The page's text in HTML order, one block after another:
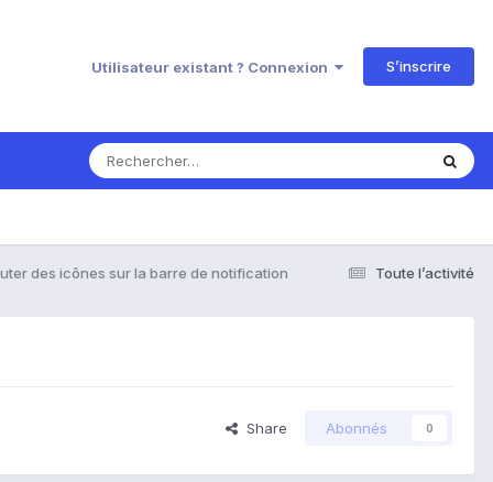
Utilisateur existant ? Connexion S’inscrire
Toute l’activité
des icônes sur la barre de notification
Share Abonnés 0